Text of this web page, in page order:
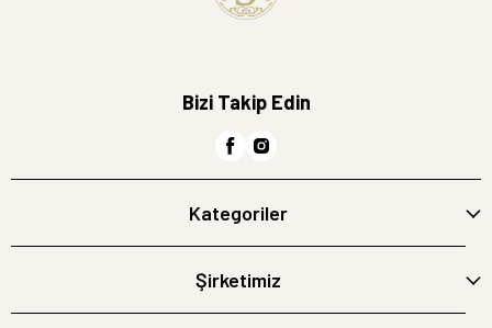
Bizi Takip Edin
Kategoriler
Şirketimiz